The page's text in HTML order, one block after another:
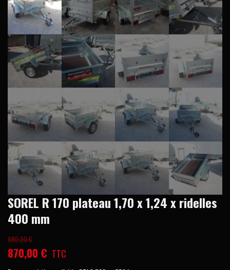
SOREL R 170 plateau 1,70 x 1,24 x ridelles
400 mm
880,00€
870,00 € TTC